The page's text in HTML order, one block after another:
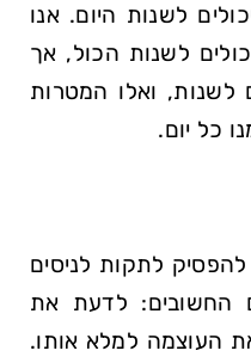
לשנות היום. אנו
לשנות הכול, אך
לשנות, ואלו המטרות
כל יום.
להפסיק לתקות לניסים
החשובים: לדעת את
העוצמה למלא אותו.